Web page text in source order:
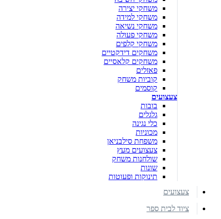
משחקי יצירה
משחקי למידה
משחקי נשיאה
משחקי פעולה
משחקי קלפים
משחקים דידקטיים
משחקים קלאסיים
פאזלים
קוביות משחק
קוסמים
צעצועים
בובות
גלגלים
כלי נגינה
מכוניות
משפחת סילבניאן
צעצועים מעץ
שולחנות משחק
שונות
תינוקות ופעוטות
צעצועים
ציוד לבית ספר